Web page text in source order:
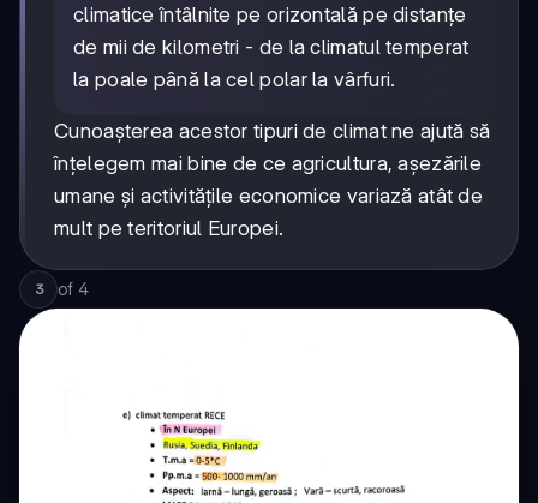
climatice întâlnite pe orizontală pe distanțe
de mii de kilometri - de la climatul temperat
la poale până la cel polar la vârfuri.
Cunoașterea acestor tipuri de climat ne ajută să
înțelegem mai bine de ce agricultura, așezările
umane și activitățile economice variază atât de
mult pe teritoriul Europei.
3 of 4